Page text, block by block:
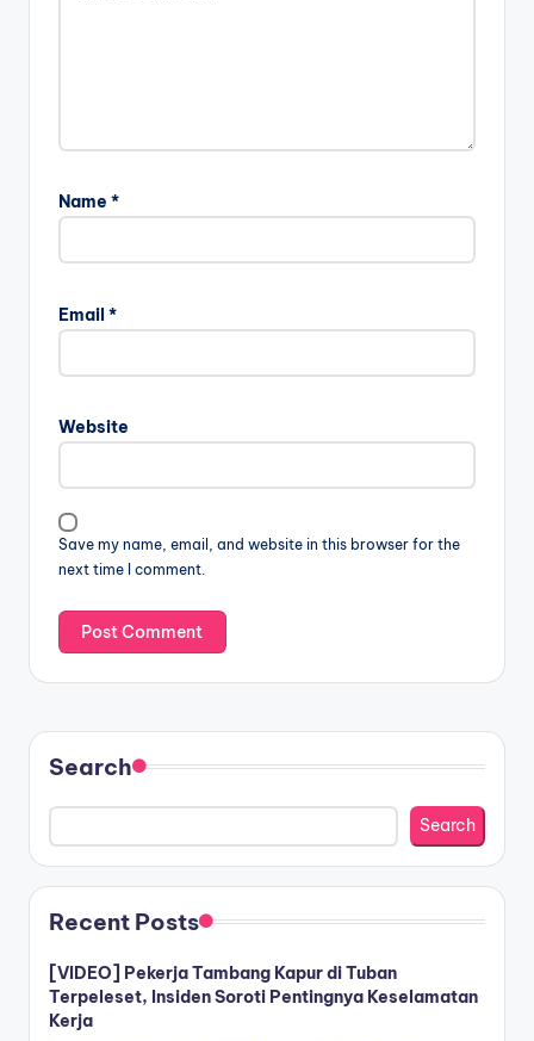
Name *
Email *
Website
Save my name, email, and website in this browser for the
next time I comment.
Search
Search
Recent Posts
[VIDEO] Pekerja Tambang Kapur di Tuban
Terpeleset, Insiden Soroti Pentingnya Keselamatan
Kerja